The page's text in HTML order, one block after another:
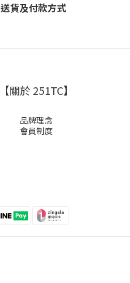
送貨及付款方式
【關於 251TC】
品牌理念
會員制度